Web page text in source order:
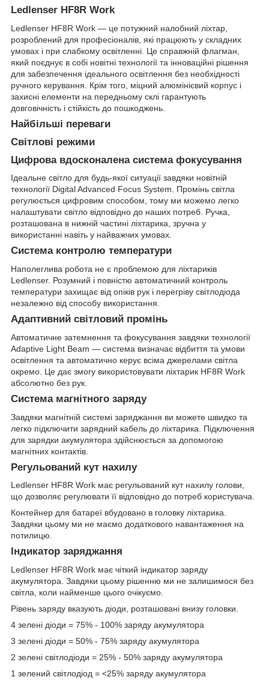
Ledlenser HF8R Work
Ledlenser HF8R Work — це потужний налобний ліхтар,
розроблений для професіоналів, які працюють у складних
умовах і при слабкому освітленні. Це справжній флагман,
який поєднує в собі новітні технології та інноваційні рішення
для забезпечення ідеального освітлення без необхідності
ручного керування. Крім того, міцний алюмінієвий корпус і
захисні елементи на передньому склі гарантують
довговічність і стійкість до пошкоджень.
Найбільші переваги
Світлові режими
Цифрова вдосконалена система фокусування
Ідеальне світло для будь-якої ситуації завдяки новітній
технології Digital Advanced Focus System. Промінь світла
регулюється цифровим способом, тому ми можемо легко
налаштувати світло відповідно до наших потреб. Ручка,
розташована в нижній частині ліхтарика, зручна у
використанні навіть у найважчих умовах.
Система контролю температури
Наполеглива робота не є проблемою для ліхтариків
Ledlenser. Розумний і повністю автоматичний контроль
температури захищає від опіків рук і перегріву світлодіода
незалежно від способу використання.
Адаптивний світловий промінь
Автоматичне затемнення та фокусування завдяки технології
Adaptive Light Beam — система визначає відбиття та умови
освітлення та автоматично керує всіма джерелами світла
окремо. Це дає змогу використовувати ліхтарик HF8R Work
абсолютно без рук.
Система магнітного заряду
Завдяки магнітній системі заряджання ви можете швидко та
легко підключити зарядний кабель до ліхтарика. Підключення
для зарядки акумулятора здійснюється за допомогою
магнітних контактів.
Регульований кут нахилу
Ledlenser HF8R Work має регульований кут нахилу голови,
що дозволяє регулювати її відповідно до потреб користувача.
Контейнер для батареї вбудовано в головку ліхтарика.
Завдяки цьому ми не маємо додаткового навантаження на
потилицю.
Індикатор заряджання
Ledlenser HF8R Work має чіткий індикатор заряду
акумулятора. Завдяки цьому рішенню ми не залишимося без
світла, коли найменше цього очікуємо.
Рівень заряду вказують діоди, розташовані внизу головки.
4 зелені діоди = 75% - 100% заряду акумулятора
3 зелені діоди = 50% - 75% заряду акумулятора
2 зелені світлодіоди = 25% - 50% заряду акумулятора
1 зелений світлодіод = <25% заряду акумулятора